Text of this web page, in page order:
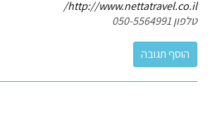
http://www.nettatravel.co.il/
טלפון 050-5564991